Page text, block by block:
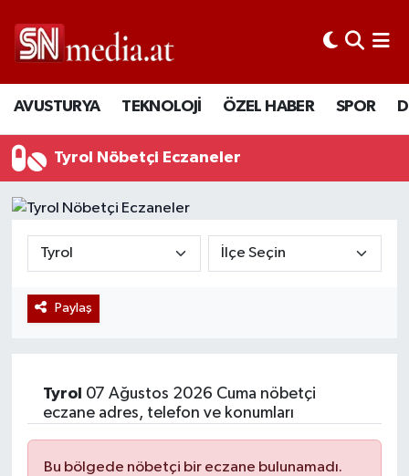
AVUSTURYA TEKNOLOJİ ÖZEL HABER SPOR
Tyrol Nöbetçi Eczaneler
Paylaş
Tyrol 07 Ağustos 2026 Cuma nöbetçi
eczane adres, telefon ve konumları
Bu bölgede nöbetçi bir eczane bulunamadı.